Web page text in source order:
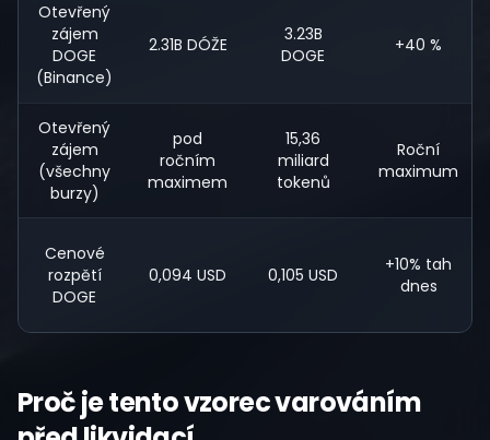
Otevřený
zájem
DOGE
(Binance)
2.31B DÓŽE
3.23B
DOGE
+40 %
Otevřený
zájem
(všechny
burzy)
pod
ročním
maximem
15,36
miliard
tokenů
Roční
maximum
Cenové
rozpětí
DOGE
0,094 USD 0,105 USD
+10% tah
dnes
Proč je tento vzorec varováním